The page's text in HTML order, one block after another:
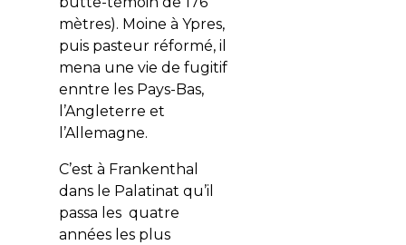
mètres). Moine à Ypres,
puis pasteur réformé, il
mena une vie de fugitif
enntre les Pays-Bas,
l’Angleterre et
l’Allemagne.
C’est à Frankenthal
dans le Palatinat qu’il
passa les quatre
années les plus